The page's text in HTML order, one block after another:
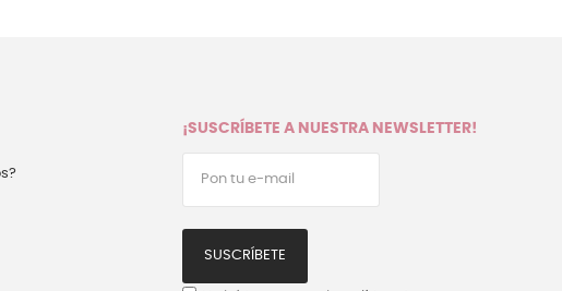
¡SUSCRÍBETE A NUESTRA NEWSLETTER!
SUSCRÍBETE